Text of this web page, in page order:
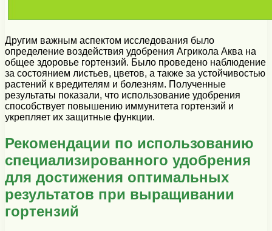
Другим важным аспектом исследования было
определение воздействия удобрения Агрикола Аква на
общее здоровье гортензий. Было проведено наблюдение
за состоянием листьев, цветов, а также за устойчивостью
растений к вредителям и болезням. Полученные
результаты показали, что использование удобрения
способствует повышению иммунитета гортензий и
укрепляет их защитные функции.
Рекомендации по использованию
специализированного удобрения
для достижения оптимальных
результатов при выращивании
гортензий